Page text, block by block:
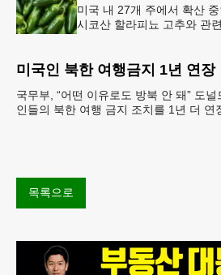
미국 내 27개 주에서 확산
시코산 할라피뇨 고추와 관
미국인 북한 여행금지 1년 연장
국무부, “어떤 이유로도 방북 안 돼” 도
인들의 북한 여행 금지 조치를 1년 더 연
목록으로